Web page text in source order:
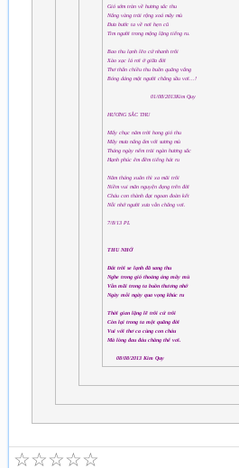
Gió sớm tràn về hương sắc thu
Nắng vàng trải rộng xoá mây mù
Đưa bước ta về nơi hẹn cũ
Tìm người trong mộng lặng tiếng ru.
Bao thu lạnh lẽo cứ nhanh trôi
Xào xạc lá rơi ở giữa đời
Thơ thẩn chiều thu buồn quãng vắng
Bóng dáng một người chẳng sầu vơi...!
01/08/2013Kim Quy
HƯƠNG SẮC THU
Mấy chục năm trời hong gió thu
Mây mưa nắng ấm với sương mù
Tháng ngày nếm trải ngàn hương sắc
Hạnh phúc êm đềm tiếng hát ru
Năm tháng xuân thì xa mãi trôi
Niềm vui mãn nguyện đọng trên đời
Cháu con thành đạt ngoan đoàn kết
Nỗi nhớ người xưa vẫn chẳng vơi.
7/8/13 PL
THU NHỚ
Đất trời se lạnh đã sang thu
Nghe trong gió thoảng áng mây mù
Vẫn mãi trong ta buồn thương nhớ
Ngày mỗi ngày qua vọng khúc ru
Thời gian lặng lẽ trôi cứ trôi
Còn lại trong ta một quãng đời
Vui với thơ ca cùng con cháu
Mà lòng đau đáu chẳng thể vơi.
08/08/2013 Kim Quy
☆
☆
☆
☆
☆